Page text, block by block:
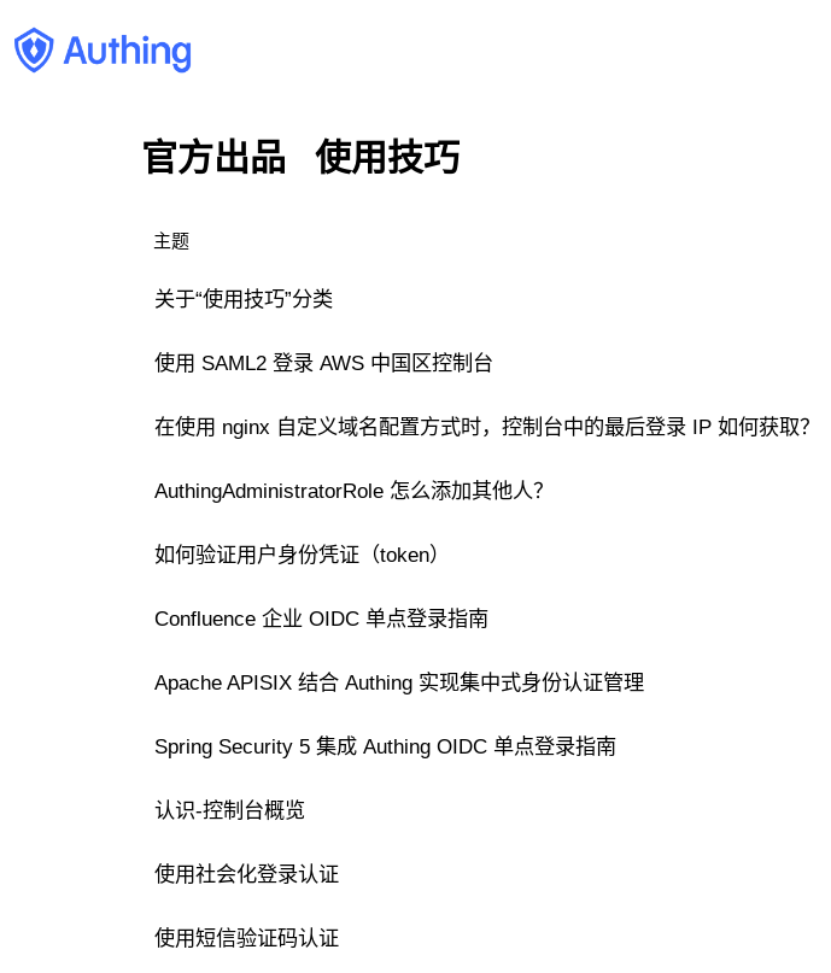
官方出品 使用技巧
主题
关于“使用技巧”分类
使用 SAML2 登录 AWS 中国区控制台
在使用 nginx 自定义域名配置方式时，控制台中的最后登录 IP 如何获取？
AuthingAdministratorRole 怎么添加其他人？
如何验证用户身份凭证（token）
Confluence 企业 OIDC 单点登录指南
Apache APISIX 结合 Authing 实现集中式身份认证管理
Spring Security 5 集成 Authing OIDC 单点登录指南
认识-控制台概览
使用社会化登录认证
使用短信验证码认证